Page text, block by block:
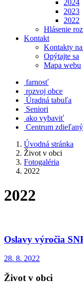
2024
2023
2022
Hlásenie
Kontakt
Kontakty
Opýtajte sa
Mapa webu
farnosť
rozvoj obce
Úradná tabuľa
Seniori
ako vybaviť
Centrum
Úvodná stránka
Život v obci
Fotogaléria
2022
2022
Oslavy výročia
28. 8. 2022
Život v obci